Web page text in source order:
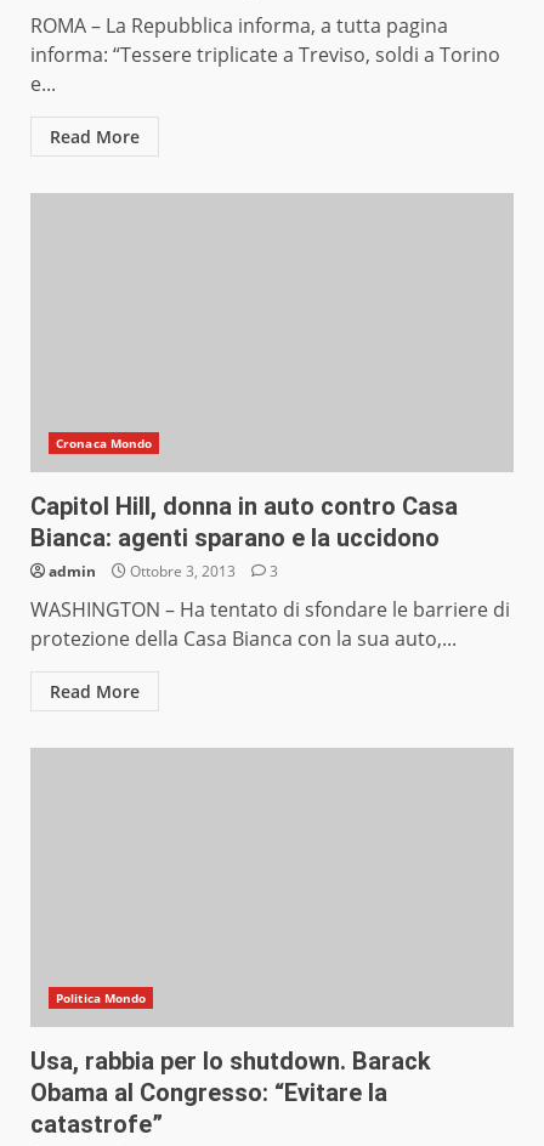
ROMA – La Repubblica informa, a tutta pagina
informa: “Tessere triplicate a Treviso, soldi a Torino
e...
Read More
Cronaca Mondo
Capitol Hill, donna in auto contro Casa
Bianca: agenti sparano e la uccidono
admin Ottobre 3, 2013 3
WASHINGTON – Ha tentato di sfondare le barriere di
protezione della Casa Bianca con la sua auto,...
Read More
Politica Mondo
Usa, rabbia per lo shutdown. Barack
Obama al Congresso: “Evitare la
catastrofe”